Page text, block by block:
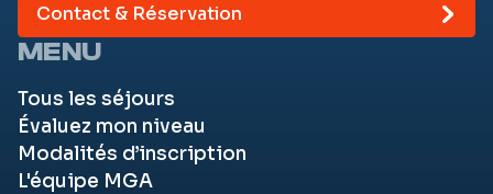
Contact & Réservation
MENU
Tous les séjours
Évaluez mon niveau
Modalités d’inscription
L'équipe MGA